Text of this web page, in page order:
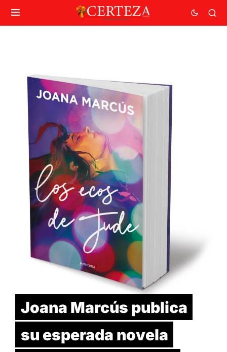
Joana Marcús publica
su esperada novela